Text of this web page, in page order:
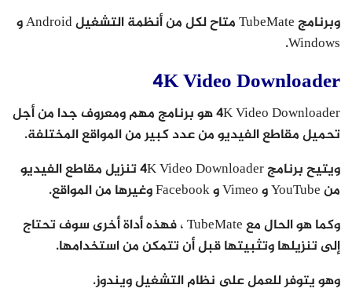
وبرنامج TubeMate متاح لكل من أنظمة التشغيل Android و
Windows.
4K Video Downloader
4K Video Downloader هو برنامج مهم ومعروف جدا من أجل
تحميل مقاطع الفيديو من عدد كبير من المواقع المختلفة.
ويتيح برنامج 4K Video Downloader تنزيل مقاطع الفيديو
من YouTube و Vimeo و Facebook وغيرها من المواقع.
وكما هو الحال مع TubeMate ، فهذه أداة أخرى سوف تحتاج
إلى تنزيلها وتثبيتها قبل أن تتمكن من استخدامها.
وهو يتوفر للعمل على نظام التشغيل ويندوز.